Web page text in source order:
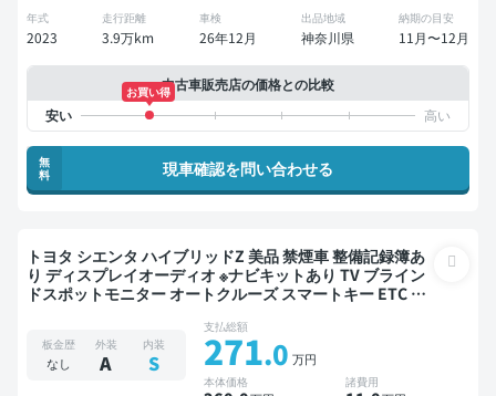
年式
2023
走行距離
3.9万km
車検
26年12月
出品地域
神奈川県
納期の目安
11月〜12月
中古車販売店の価格との比較
お買い得
無
料
現車確認を問い合わせる
トヨタ シエンタ ハイブリッドZ 美品 禁煙車 整備記録簿あ
り ディスプレイオーディオ ※ナビキットあり TV ブライン
ドスポットモニター オートクルーズ スマートキー ETC バ
板金歴
なし
外装
A
内装
S
支払総額
271.0 万円
本体価格 諸費用